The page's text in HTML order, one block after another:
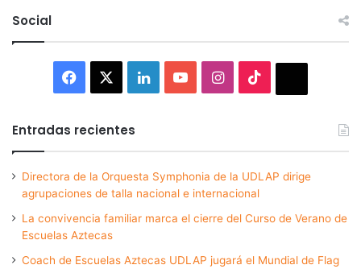
Social
Facebook LinkedInYouTubeInstagram
Entradas recientes
Directora de la Orquesta Symphonia de la UDLAP dirige
agrupaciones de talla nacional e internacional
La convivencia familiar marca el cierre del Curso de Verano de
Escuelas Aztecas
Coach de Escuelas Aztecas UDLAP jugará el Mundial de Flag